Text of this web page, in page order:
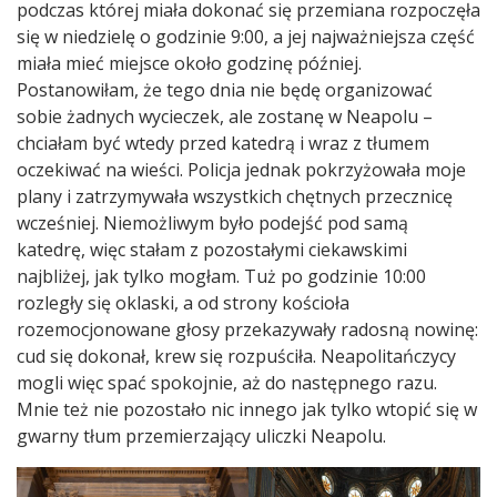
podczas której miała dokonać się przemiana rozpoczęła
się w niedzielę o godzinie 9:00, a jej najważniejsza część
miała mieć miejsce około godzinę później.
Postanowiłam, że tego dnia nie będę organizować
sobie żadnych wycieczek, ale zostanę w Neapolu –
chciałam być wtedy przed katedrą i wraz z tłumem
oczekiwać na wieści. Policja jednak pokrzyżowała moje
plany i zatrzymywała wszystkich chętnych przecznicę
wcześniej. Niemożliwym było podejść pod samą
katedrę, więc stałam z pozostałymi ciekawskimi
najbliżej, jak tylko mogłam. Tuż po godzinie 10:00
rozległy się oklaski, a od strony kościoła
rozemocjonowane głosy przekazywały radosną nowinę:
cud się dokonał, krew się rozpuściła. Neapolitańczycy
mogli więc spać spokojnie, aż do następnego razu.
Mnie też nie pozostało nic innego jak tylko wtopić się w
gwarny tłum przemierzający uliczki Neapolu.